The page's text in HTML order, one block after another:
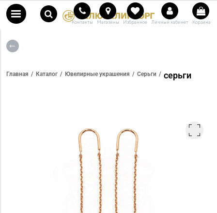
Контакты Магазины Избранное Личный кабинет Корзина
Главная Каталог Ювелирные украшения Серьги серьги